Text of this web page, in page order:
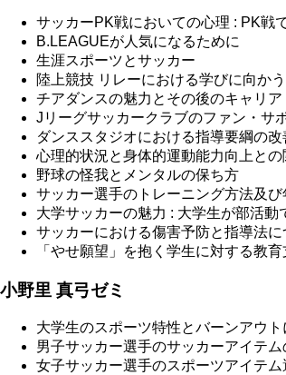
サッカーPK戦においての心理 : PK戦
B.LEAGUEが人気になるために
生涯スポーツとサッカー
陸上競技 リレーにおける学びに向か
チアダンスの魅力とその後のキャリ
Jリーグサッカークラブのファン・サ
ダンススタジオにおける指導要綱の
心理的状況と身体的運動能力向上と
野球の怪我とメンタルの保ち方
サッカー選手のトレーニング方法及
大学サッカーの魅力 : 大学生が部活動
サッカーにおける傷害予防と指導法に
「やせ願望」を抱く学生に対する教
小野里 真弓ゼミ
大学生のスポーツ特性とバーンアウ
男子サッカー選手のサッカーアイテ
女子サッカー選手のスポーツアイテ